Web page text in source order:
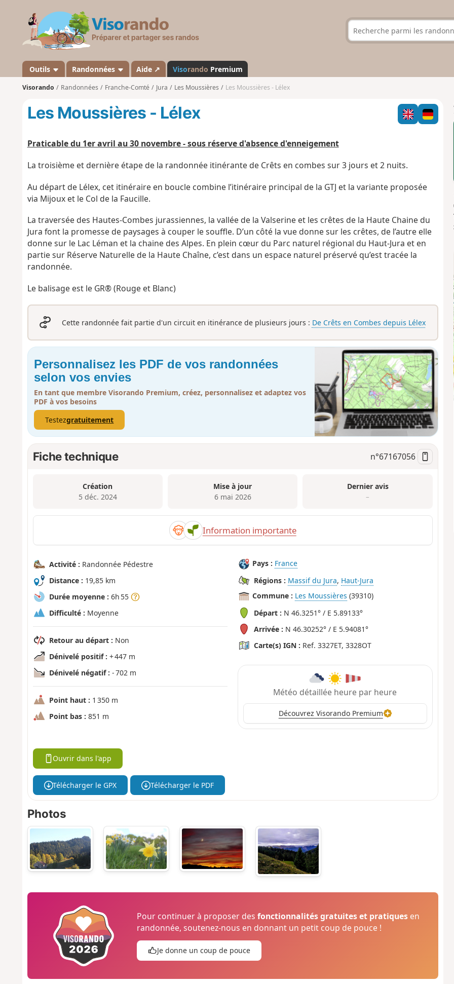
s
a
n
d
Outils Randonnées Aide ↗ Visorando Premium
Visorando Randonnées Franche-Comté Jura Les Moussières Les Moussières - Lélex
Les Moussières - Lélex
Praticable du 1er avril au 30 novembre - sous réserve d'absence d'enneigement
La troisième et dernière étape de la randonnée itinérante de Crêts en combes sur 3 jours et 2 nuits.
Au départ de Lélex, cet itinéraire en boucle combine l’itinéraire principal de la GTJ et la variante proposée
via Mijoux et le Col de la Faucille.
La traversée des Hautes-Combes jurassiennes, la vallée de la Valserine et les crêtes de la Haute Chaine du
Jura font la promesse de paysages à couper le souffle. D’un côté la vue donne sur les crêtes, de l’autre elle
donne sur le Lac Léman et la chaine des Alpes. En plein cœur du Parc naturel régional du Haut-Jura et en
partie sur Réserve Naturelle de la Haute Chaîne, c’est dans un espace naturel préservé qu’est tracée la
randonnée.
Le balisage est le GR® (Rouge et Blanc)
Cette randonnée fait partie d'un circuit en itinérance de plusieurs jours : De Crêts en Combes depuis Lélex
Personnalisez les PDF de vos randonnées
selon vos envies
En tant que membre Visorando Premium, créez, personnalisez et adaptez vos
PDF à vos besoins
Testezgratuitement
Fiche technique n°67167056
Création
5 déc. 2024
Mise à jour
6 mai 2026
Dernier avis
–
Information importante
Activité : Randonnée Pédestre
Distance : 19,85 km
Durée moyenne : 6h 55
Difficulté : Moyenne
Retour au départ : Non
Dénivelé positif : + 447 m
Dénivelé négatif : - 702 m
Point haut : 1 350 m
Point bas : 851 m
Pays : France
Régions : Massif du Jura, Haut-Jura
Commune : Les Moussières (39310)
Départ : N 46.3251° / E 5.89133°
Arrivée : N 46.30252° / E 5.94081°
Carte(s) IGN : Ref. 3327ET, 3328OT
Météo détaillée heure par heure
Découvrez Visorando Premium
Ouvrir dans l'app
Télécharger le GPX Télécharger le PDF
Photos
Pour continuer à proposer desfonctionnalités gratuites et pratiques en
randonnée, soutenez-nous en donnant un petit coup de pouce !
Je donne un coup de pouce